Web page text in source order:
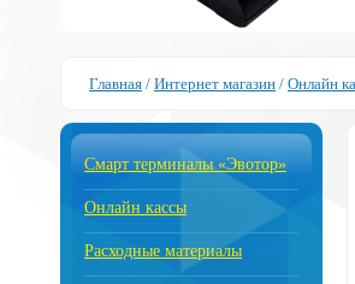
Главная / Интернет магазин / Онлайн
Смарт терминалы «Эвотор»
Онлайн кассы
Расходные материалы